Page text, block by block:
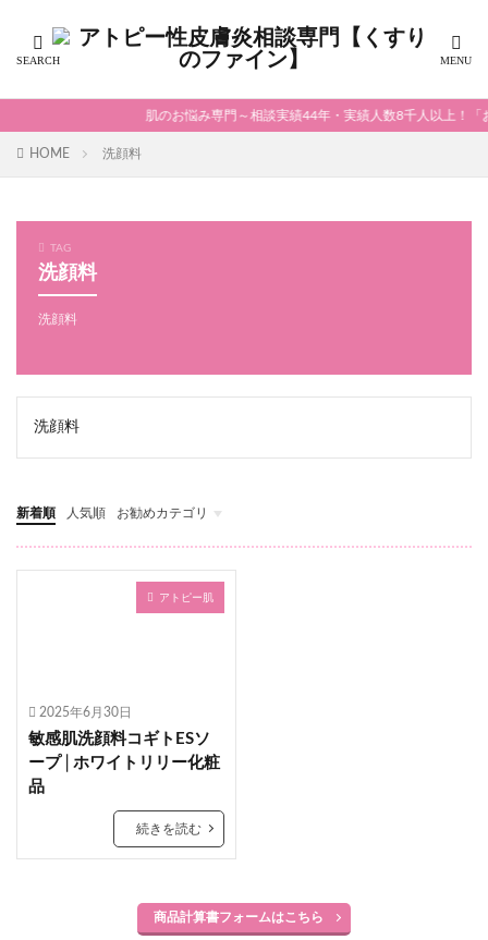
肌のお悩み専門～相談実績44年・実績人数8千人以上！「お
HOME 洗顔料
TAG
洗顔料
洗顔料
洗顔料
新着順 人気順 お勧めカテゴリ
温泉入浴
かゆみ対策
敏感肌化粧水
ステロイドについて
アトピー肌
2025年6月30日
敏感肌洗顔料コギトESソ
ープ│ホワイトリリー化粧
品
続きを読む
商品計算書フォームはこちら